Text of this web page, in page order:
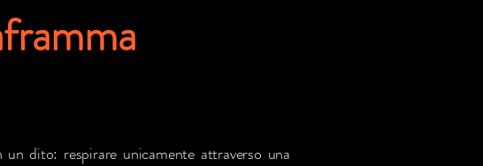
dito: respirare unicamente attraverso una